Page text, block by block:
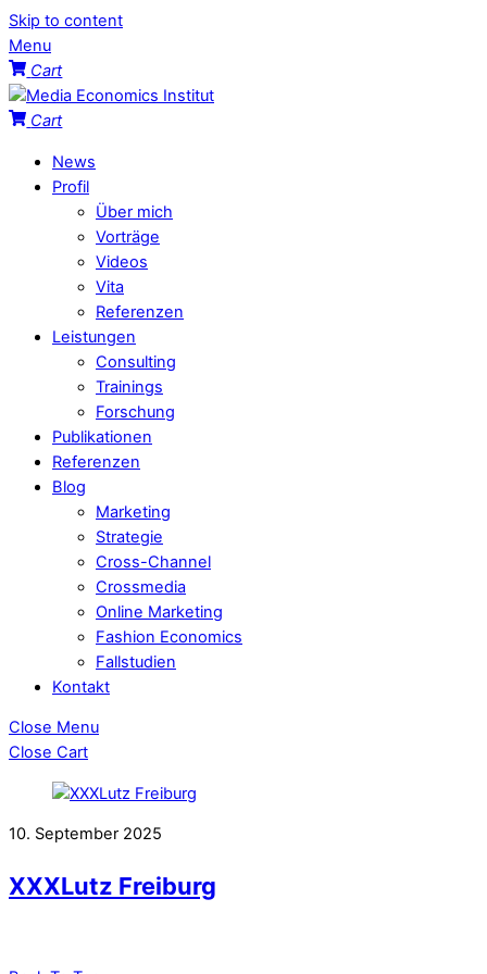
Skip to content
Menu
Cart
Cart
News
Profil
Über mich
Vorträge
Videos
Vita
Referenzen
Leistungen
Consulting
Trainings
Forschung
Publikationen
Referenzen
Blog
Marketing
Strategie
Cross-Channel
Crossmedia
Online Marketing
Fashion Economics
Fallstudien
Kontakt
Close Menu
Close Cart
10. September 2025
XXXLutz Freiburg